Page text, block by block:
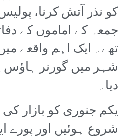
کو نذر آتش کرنا،
جمعہ کے اماموں کے
تھے۔ ایک اہم واقعے
شہر میں گورنر ہاؤس
دیا۔
یکم جنوری کو بازار کی